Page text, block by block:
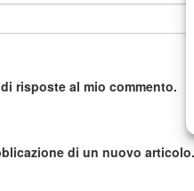
risposte al mio commento.
di un nuovo articolo.